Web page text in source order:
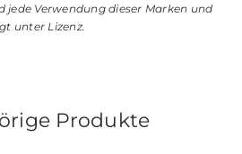
jede Verwendung dieser Marken und
unter Lizenz.
Produkte